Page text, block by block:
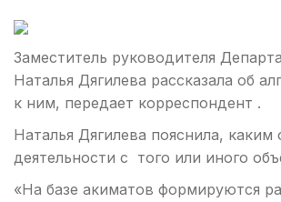
Заместитель руководителя
Наталья Дягилева рассказала об
к ним, передает корреспондент .
Наталья Дягилева пояснила,
деятельности с того или иного
«На базе акиматов формируются